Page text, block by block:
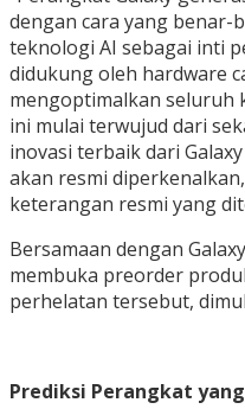
dengan cara yang benar-
teknologi AI sebagai inti
didukung oleh hardware
mengoptimalkan seluruh
ini mulai terwujud dari
inovasi terbaik dari
akan resmi
keterangan resmi yang
Bersamaan dengan
membuka preorder
perhelatan tersebut,
Prediksi Perangkat